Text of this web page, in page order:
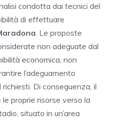
condotta dai tecnici del
di effettuare
. Le proposte
non adeguate dal
economica, non
l’adeguamento
Di conseguenza, il
proprie risorse verso la
situato in un’area